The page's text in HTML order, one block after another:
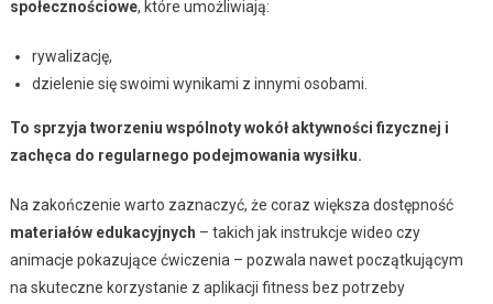
społecznościowe, które umożliwiają:
rywalizację,
dzielenie się swoimi wynikami z innymi osobami.
To sprzyja tworzeniu wspólnoty wokół aktywności fizycznej i
zachęca do regularnego podejmowania wysiłku.
Na zakończenie warto zaznaczyć, że coraz większa dostępność
materiałów edukacyjnych – takich jak instrukcje wideo czy
animacje pokazujące ćwiczenia – pozwala nawet początkującym
na skuteczne korzystanie z aplikacji fitness bez potrzeby